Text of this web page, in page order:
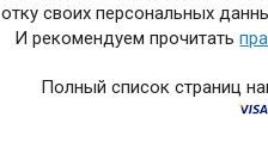
своих персональных
И рекомендуем прочитать
Полный список страниц